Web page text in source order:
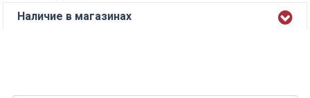
Наличие в магазинах